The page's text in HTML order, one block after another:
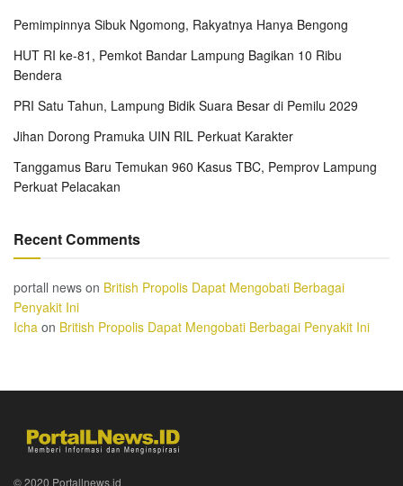
Pemimpinnya Sibuk Ngomong, Rakyatnya Hanya Bengong
HUT RI ke-81, Pemkot Bandar Lampung Bagikan 10 Ribu
Bendera
PRI Satu Tahun, Lampung Bidik Suara Besar di Pemilu 2029
Jihan Dorong Pramuka UIN RIL Perkuat Karakter
Tanggamus Baru Temukan 960 Kasus TBC, Pemprov Lampung
Perkuat Pelacakan
Recent Comments
portall news on British Propolis Dapat Mengobati Berbagai
Penyakit Ini
Icha on British Propolis Dapat Mengobati Berbagai Penyakit Ini
© 2020 Portallnews.id